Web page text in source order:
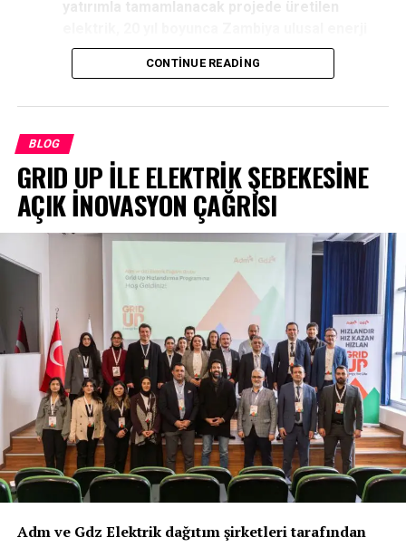
yatırımla tamamlanacak projede üretilen
şirketi ZESCO’ya satılacak. Proje geliştirme,
mühendislik, finansman, tedarik, batarya
büyüme stratejisi sağlam adımlarla güçlenmeye
devam ediyor.
YEO Teknoloji’nin yenilenebilir enerji yatırımları
alanındaki iştiraki CALL Energy, Afrika’daki stratejik
açılımını güçlendiriyor. CALL Energy, Afrika’daki ilk
yatırım olan ve Zambiya’da hayata geçirilecek 60 MWp
kurulu güce sahip olacak GES ve 20 MWh kapasiteli BES
projesi için finansman sürecini tamamladı. Yaklaşık 60
milyon dolarlık yatırımın finansmanı Zambiya’daki yerel
finansal kurumlardan sağlanarak sahada inşaat
çalışmaları başladı. Uzun vadeli ve ABD Doları bazlı
elektrik alım garantisi modeliyle kurgulanan proje,
yatırımcı kimliği ile güçlü EPC kabiliyeti ve batarya
üretimini aynı çatı altında buluşturan entegre yapının
Afrika’daki ilk büyük ölçekli adımlarından biri olarak
CONTINUE READING
BLOG
GRID UP İLE ELEKTRİK ŞEBEKESİNE
AÇIK İNOVASYON ÇAĞRISI
Adm ve Gdz Elektrik dağıtım şirketleri tarafından